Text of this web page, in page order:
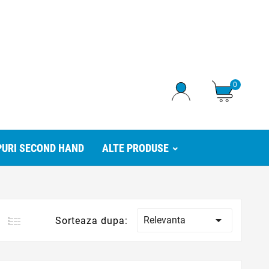
0
SECOND HAND ALTE PRODUSE
Sorteaza dupa: Relevanta 